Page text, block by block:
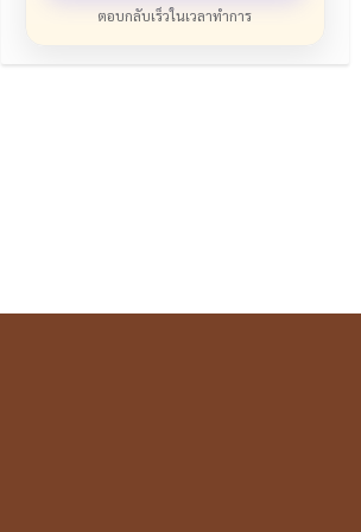
ตอบกลับเร็วในเวลาทำการ